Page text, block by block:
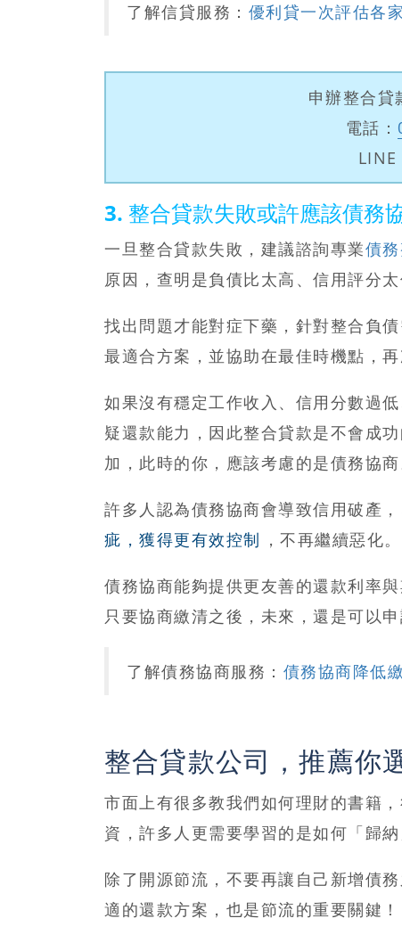
了解信貸服務： 優利貸一次評估各
申辦整合貸
電話：
LINE
3. 整合貸款失敗或許應該債務
一旦整合貸款失敗，建議諮詢專業債
原因，查明是負債比太高、信用評分太
找出問題才能對症下藥，針對整合負債
最適合方案，並協助在最佳時機點，
如果沒有穩定工作收入、信用分數過
疑還款能力，因此整合貸款是不會成
加，此時的你，應該考慮的是債務協商
許多人認為債務協商會導致信用破產，
疵，獲得更有效控制 ，不再繼續惡化。
債務協商能夠提供更友善的還款利率
只要協商繳清之後，未來，還是可以
了解債務協商服務： 債務協商降低
整合貸款公司，推薦你
市面上有很多教我們如何理財的書籍
資，許多人更需要學習的是如何「歸
除了開源節流，不要再讓自己新增債
適的還款方案，也是節流的重要關鍵！